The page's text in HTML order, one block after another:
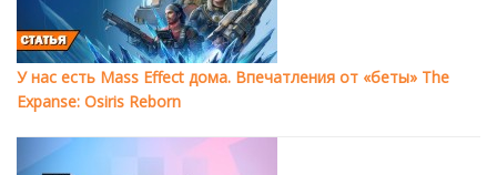
У нас есть Mass Effect дома. Впечатления от «беты» The
Expanse: Osiris Reborn